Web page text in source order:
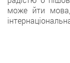
може йти